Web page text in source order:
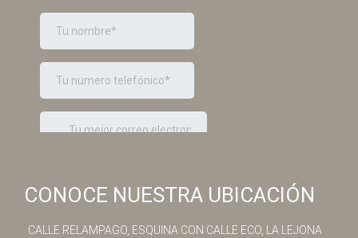
CONOCE NUESTRA UBICACIÓN
CALLE RELAMPAGO, ESQUINA CON CALLE ECO, LA LEJONA